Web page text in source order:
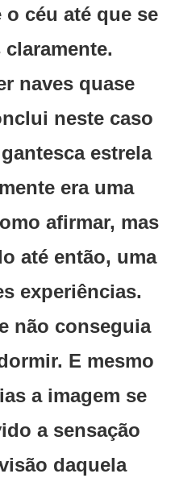
céu até que se
naves quase
neste caso
estrela
era uma
afirmar, mas
até então, uma
experiências.
não conseguia
E mesmo
a imagem se
a sensação
daquela